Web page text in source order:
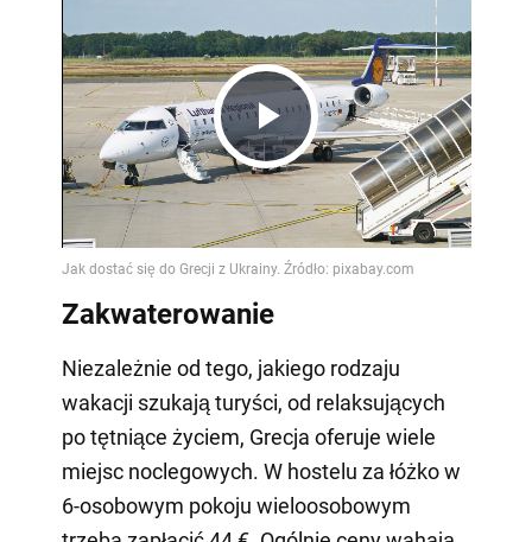
Play
Video
Zakwaterowanie
Niezależnie od tego, jakiego rodzaju
wakacji szukają turyści, od relaksujących
po tętniące życiem, Grecja oferuje wiele
miejsc noclegowych. W hostelu za łóżko w
6-osobowym pokoju wieloosobowym